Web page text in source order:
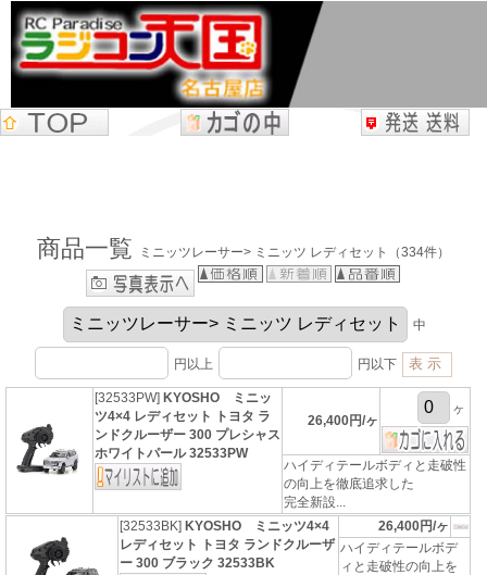
商品一覧 ミニッツレーサー> ミニッツ レディセット（334件）
中
円以上 円以下
[32533PW] KYOSHO ミニッ
ツ4×4 レディセット トヨタ ラ
ンドクルーザー 300 プレシャス
ホワイトパール 32533PW
26,400円/ヶ
ヶ
ハイディテールボディと走破性
の向上を徹底追求した
完全新設...
[32533BK] KYOSHO ミニッツ4×4
レディセット トヨタ ランドクルーザ
ー 300 ブラック 32533BK
26,400円/ヶ
ハイディテールボデ
ィと走破性の向上を